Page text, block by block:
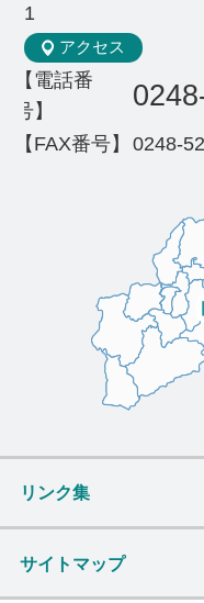
1
アクセス
【電話番
号】
【FAX番号】 0248-
リンク集
サイトマップ